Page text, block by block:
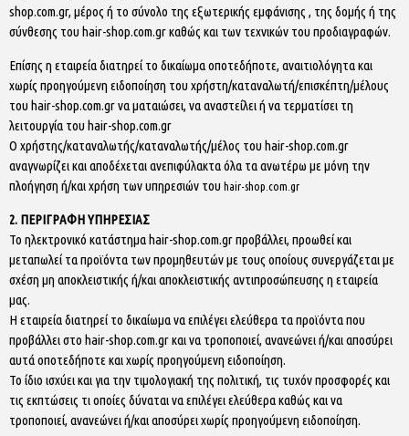
shop.com.gr, μέρος ή το σύνολο της εξωτερικής εμφάνισης , της δομής ή της
σύνθεσης του hair-shop.com.gr καθώς και των τεχνικών του προδιαγραφών.
Επίσης η εταιρεία διατηρεί το δικαίωμα οποτεδήποτε, αναιτιολόγητα και
χωρίς προηγούμενη ειδοποίηση του χρήστη/καταναλωτή/επισκέπτη/μέλους
του hair-shop.com.gr να ματαιώσει, να αναστείλει ή να τερματίσει τη
λειτουργία του hair-shop.com.gr
Ο χρήστης/καταναλωτής/καταναλωτής/μέλος του hair-shop.com.gr
αναγνωρίζει και αποδέχεται ανεπιφύλακτα όλα τα ανωτέρω με μόνη την
πλοήγηση ή/και χρήση των υπηρεσιών του hair-shop.com.gr
2. ΠΕΡΙΓΡΑΦΗ ΥΠΗΡΕΣΙΑΣ
Το ηλεκτρονικό κατάστημα hair-shop.com.gr προβάλλει, προωθεί και
μεταπωλεί τα προϊόντα των προμηθευτών με τους οποίους συνεργάζεται με
σχέση μη αποκλειστικής ή/και αποκλειστικής αντιπροσώπευσης η εταιρεία
μας.
Η εταιρεία διατηρεί το δικαίωμα να επιλέγει ελεύθερα τα προϊόντα που
προβάλλει στο hair-shop.com.gr και να τροποποιεί, ανανεώνει ή/και αποσύρει
αυτά οποτεδήποτε και χωρίς προηγούμενη ειδοποίηση.
Το ίδιο ισχύει και για την τιμολογιακή της πολιτική, τις τυχόν προσφορές και
τις εκπτώσεις τι οποίες δύναται να επιλέγει ελεύθερα καθώς και να
τροποποιεί, ανανεώνει ή/και αποσύρει χωρίς προηγούμενη ειδοποίηση.